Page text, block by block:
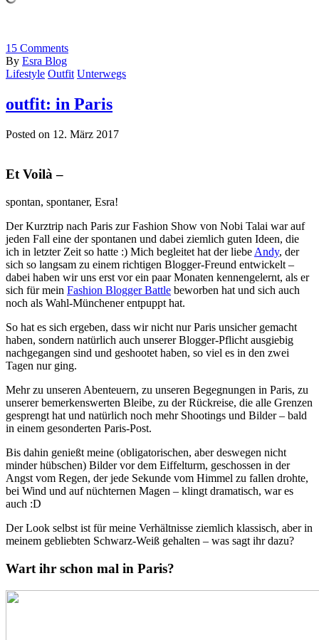
15 Comments
By Esra Blog
Lifestyle Outfit Unterwegs
outfit: in Paris
Posted on 12. März 2017
Et Voilà –
spontan, spontaner, Esra!
Der Kurztrip nach Paris zur Fashion Show von Nobi Talai war auf
jeden Fall eine der spontanen und dabei ziemlich guten Ideen, die
ich in letzter Zeit so hatte :) Mich begleitet hat der liebe Andy, der
sich so langsam zu einem richtigen Blogger-Freund entwickelt –
dabei haben wir uns erst vor ein paar Monaten kennengelernt, als er
sich für mein Fashion Blogger Battle beworben hat und sich auch
noch als Wahl-Münchener entpuppt hat.
So hat es sich ergeben, dass wir nicht nur Paris unsicher gemacht
haben, sondern natürlich auch unserer Blogger-Pflicht ausgiebig
nachgegangen sind und geshootet haben, so viel es in den zwei
Tagen nur ging.
Mehr zu unseren Abenteuern, zu unseren Begegnungen in Paris, zu
unserer bemerkenswerten Bleibe, zu der Rückreise, die alle Grenzen
gesprengt hat und natürlich noch mehr Shootings und Bilder – bald
in einem gesonderten Paris-Post.
Bis dahin genießt meine (obligatorischen, aber deswegen nicht
minder hübschen) Bilder vor dem Eiffelturm, geschossen in der
Angst vom Regen, der jede Sekunde vom Himmel zu fallen drohte,
bei Wind und auf nüchternen Magen – klingt dramatisch, war es
auch :D
Der Look selbst ist für meine Verhältnisse ziemlich klassisch, aber in
meinem gebliebten Schwarz-Weiß gehalten – was sagt ihr dazu?
Wart ihr schon mal in Paris?